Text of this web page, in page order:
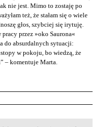
nie jest. Mimo to zostaję po
też, że stałam się o wiele
głos, szybciej się irytuję.
przez »oko Saurona«
do absurdalnych sytuacji:
w pokoju, bo wiedzą, że
– komentuje Marta.